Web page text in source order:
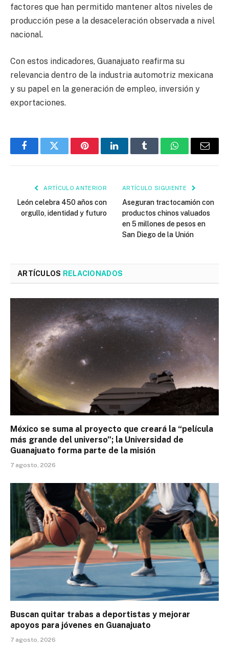
factores que han permitido mantener altos niveles de
producción pese a la desaceleración observada a nivel
nacional.
Con estos indicadores, Guanajuato reafirma su
relevancia dentro de la industria automotriz mexicana
y su papel en la generación de empleo, inversión y
exportaciones.
FacebookTwitter PinterestLinkedInTumblr WhatsAppEmail
ARTÍCULO ANTERIOR
León celebra 450 años con
orgullo, identidad y futuro
ARTÍCULO SIGUIENTE
Aseguran tractocamión con
productos chinos valuados
en 5 millones de pesos en
San Diego de la Unión
ARTÍCULOS RELACIONADOS
México se suma al proyecto que creará la “película
más grande del universo”; la Universidad de
Guanajuato forma parte de la misión
7 agosto, 2026
Buscan quitar trabas a deportistas y mejorar
apoyos para jóvenes en Guanajuato
7 agosto, 2026